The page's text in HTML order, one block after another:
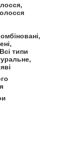
типи